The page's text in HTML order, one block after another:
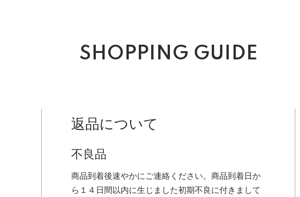
SHOPPING GUIDE
返品について
不良品
商品到着後速やかにご連絡ください。商品到着日か
ら１４日間以内に生じました初期不良に付きまして